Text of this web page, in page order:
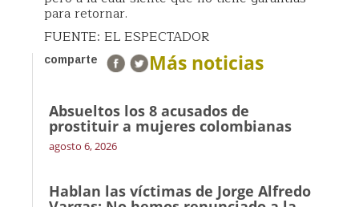
para retornar.
FUENTE: EL ESPECTADOR
comparte Más noticias
Absueltos los 8 acusados de
prostituir a mujeres colombianas
agosto 6, 2026
Hablan las víctimas de Jorge Alfredo